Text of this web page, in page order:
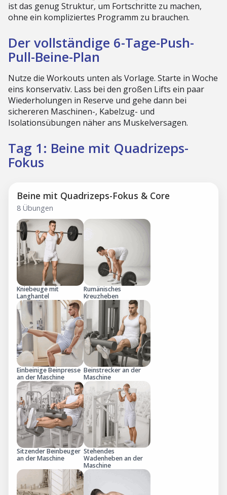
ist das genug Struktur, um Fortschritte zu machen,
ohne ein kompliziertes Programm zu brauchen.
Der vollständige 6-Tage-Push-
Pull-Beine-Plan
Nutze die Workouts unten als Vorlage. Starte in Woche
eins konservativ. Lass bei den großen Lifts ein paar
Wiederholungen in Reserve und gehe dann bei
sichereren Maschinen-, Kabelzug- und
Isolationsübungen näher ans Muskelversagen.
Tag 1: Beine mit Quadrizeps-
Fokus
Beine mit Quadrizeps-Fokus & Core
8 Übungen
Kniebeuge mit
Langhantel
Rumänisches
Kreuzheben
Einbeinige Beinpresse
an der Maschine
Beinstrecker an der
Maschine
Sitzender Beinbeuger
an der Maschine
Stehendes
Wadenheben an der
Maschine